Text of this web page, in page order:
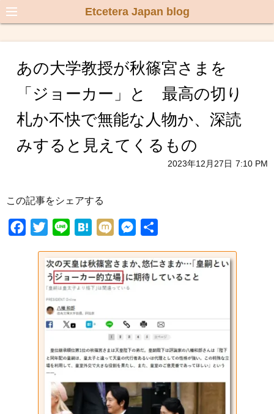
Etcetera Japan blog
あの大学教授が秋篠宮さまを
「ジョーカー」と 最高の切り
札か不快で無能な人物か、深読
みすると見えてくるもの
2023年12月27日 7:10 PM
この記事をシェアする
i
t
t
e
r
n
e
H
t
e
a
M
x
i
s
s
g
e
r